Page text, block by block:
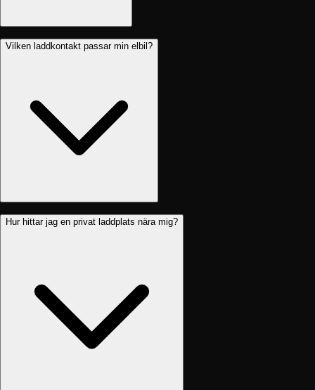
Vilken laddkontakt passar min elbil?
Hur hittar jag en privat laddplats nära mig?